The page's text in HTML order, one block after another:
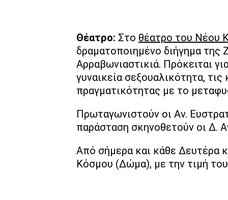
Θέατρο: Στο θέατρο του Νέου
δραματοποιημένο διήγημα της
Αρραβωνιαστικιά. Πρόκειται
γυναικεία σεξουαλικότητα,
πραγματικότητας με το
Πρωταγωνιστούν οι Αν.
παράσταση σκηνοθετούν οι Δ.
Από σήμερα και κάθε Δευτέρα
Κόσμου (Δώμα), με την τιμή του